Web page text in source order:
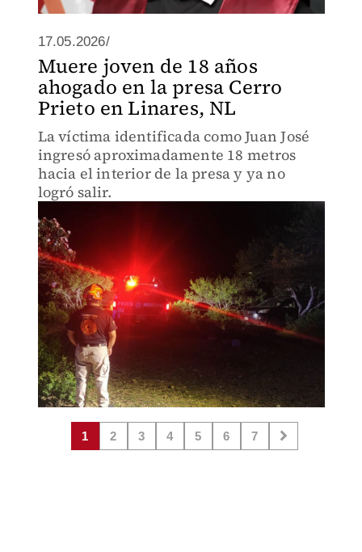
17.05.2026/
Muere joven de 18 años
ahogado en la presa Cerro
Prieto en Linares, NL
La víctima identificada como Juan José
ingresó aproximadamente 18 metros
hacia el interior de la presa y ya no
logró salir.
1 2 3 4 5 6 7